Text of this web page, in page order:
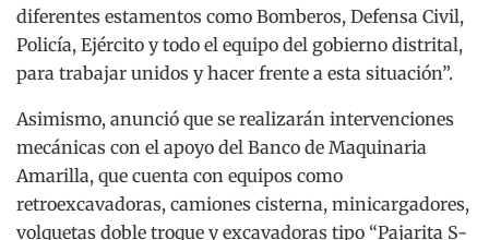
diferentes estamentos como Bomberos, Defensa Civil,
Policía, Ejército y todo el equipo del gobierno distrital,
para trabajar unidos y hacer frente a esta situación”.
Asimismo, anunció que se realizarán intervenciones
mecánicas con el apoyo del Banco de Maquinaria
Amarilla, que cuenta con equipos como
retroexcavadoras, camiones cisterna, minicargadores,
volquetas doble troque y excavadoras tipo “Pajarita S-